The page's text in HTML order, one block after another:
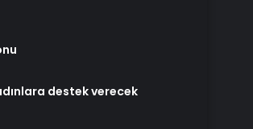
destek verecek